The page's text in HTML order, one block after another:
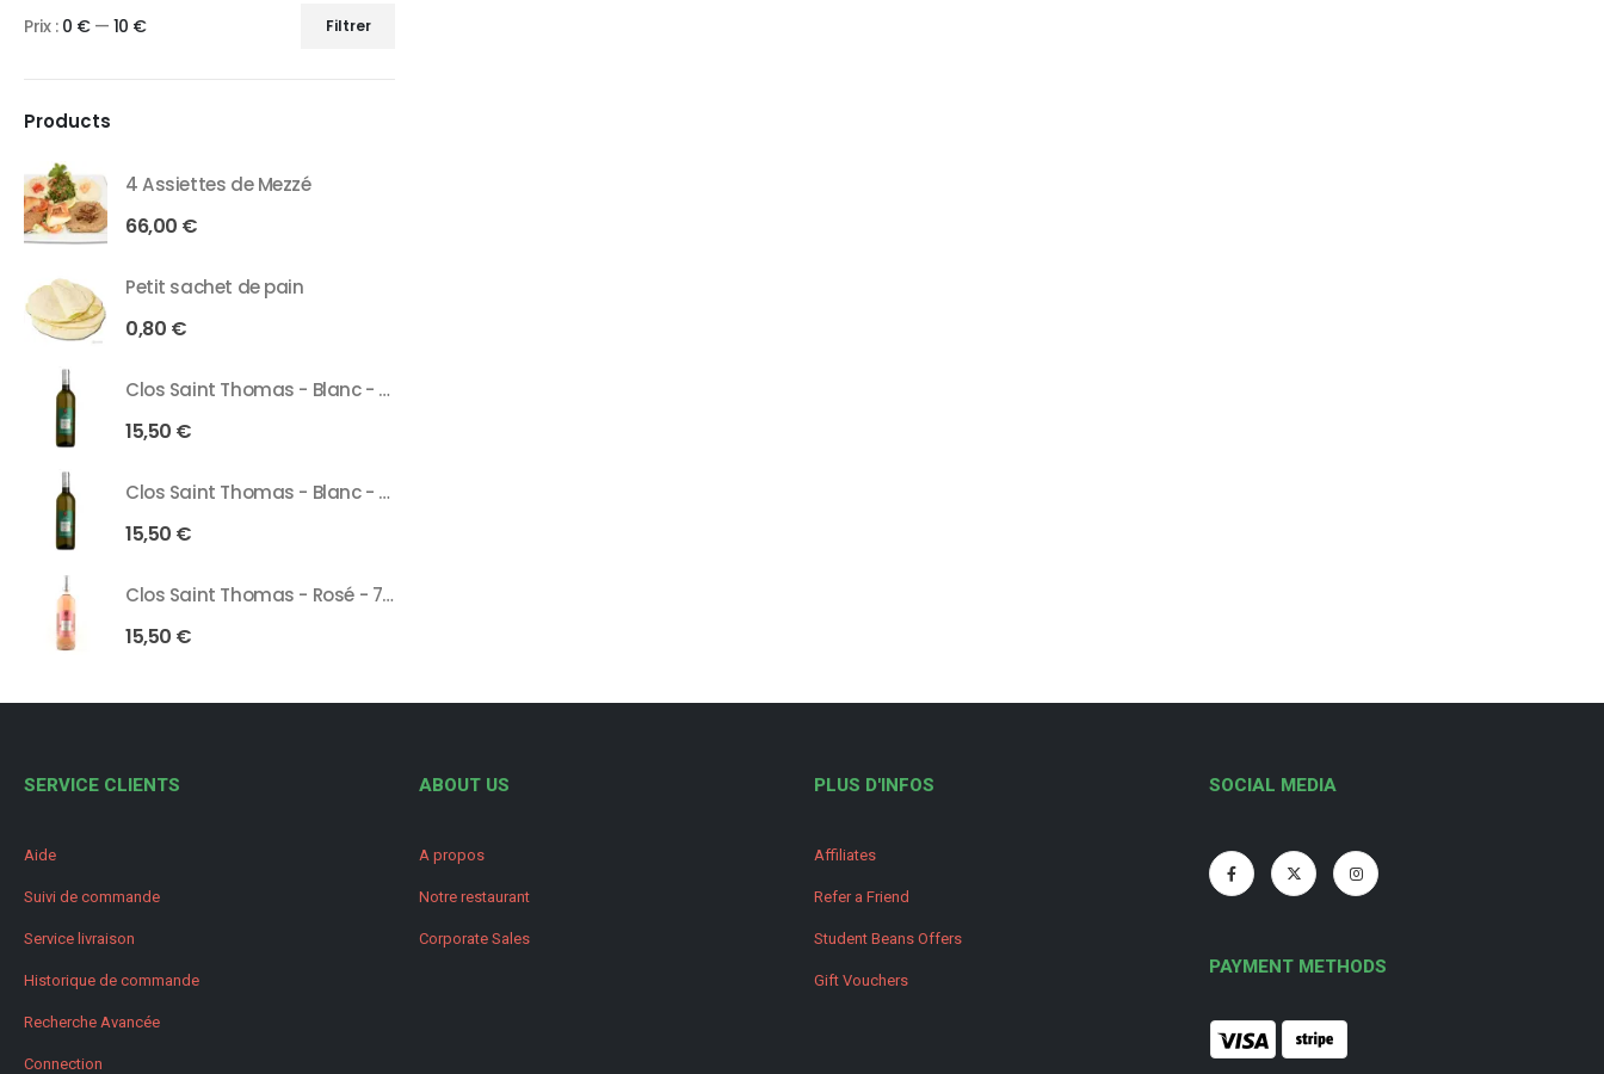
Filtrer
Prix : 0 €— 10 €
Products
4 Assiettes de Mezzé
66,00 €
Petit sachet de pain
0,80 €
Clos Saint Thomas - Blanc - 75 Cl
15,50 €
Clos Saint Thomas - Blanc - 37 Cl
15,50 €
Clos Saint Thomas - Rosé - 75 Cl
15,50 €
SERVICE CLIENTS
Aide
Suivi de commande
Service livraison
Historique de commande
Recherche Avancée
Connection
ABOUT US
A propos
Notre restaurant
Corporate Sales
PLUS D'INFOS
Affiliates
Refer a Friend
Student Beans Offers
Gift Vouchers
SOCIAL MEDIA
PAYMENT METHODS